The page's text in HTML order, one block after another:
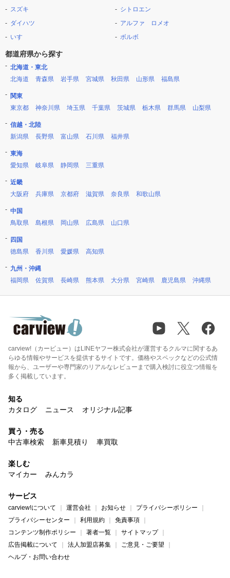
スズキ
ダイハツ
いすゞ
シトロエン
アルファ ロメオ
ボルボ
都道府県から探す
北海道・東北
北海道
青森県 岩手県 宮城県 秋田県 山形県 福島県
関東
東京都
神奈川県 埼玉県 千葉県 茨城県 栃木県 群馬県 山梨県
信越・北陸
新潟県
長野県 富山県 石川県 福井県
東海
愛知県
岐阜県 静岡県 三重県
近畿
大阪府
兵庫県 京都府 滋賀県 奈良県 和歌山県
中国
鳥取県
島根県 岡山県 広島県 山口県
四国
徳島県
香川県 愛媛県 高知県
九州・沖縄
福岡県
佐賀県 長崎県 熊本県 大分県 宮崎県 鹿児島県 沖縄県
carview!（カービュー）はLINEヤフー株式会社が運営するクルマに関するあ
らゆる情報やサービスを提供するサイトです。価格やスペックなどの公式情
報から、ユーザーや専門家のリアルなレビューまで購入検討に役立つ情報を
多く掲載しています。
知る
カタログ
ニュース オリジナル記事
買う・売る
中古車検索
新車見積り 車買取
楽しむ
マイカー
みんカラ
サービス
carview!について 運営会社 お知らせ
プライバシーポリシー
プライバシーセンター
利用規約
免責事項
コンテンツ制作ポリシー
著者一覧
サイトマップ
広告掲載について
法人加盟店募集
ご意見・ご要望
ヘルプ・お問い合わせ